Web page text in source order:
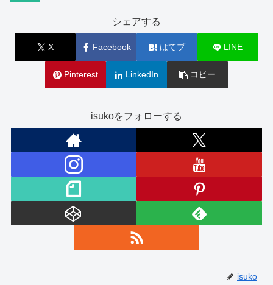
シェアする
X Facebook はてブ LINE
Pinterest LinkedIn コピー
isukoをフォローする
isuko